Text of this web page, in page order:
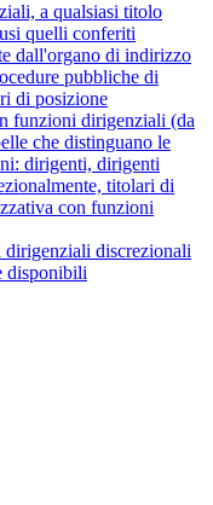
a qualsiasi titolo
quelli conferiti
dall'organo di indirizzo
pubbliche di
di posizione
funzioni dirigenziali (da
che distinguano le
dirigenti, dirigenti
titolari di
con funzioni
discrezionali
disponibili